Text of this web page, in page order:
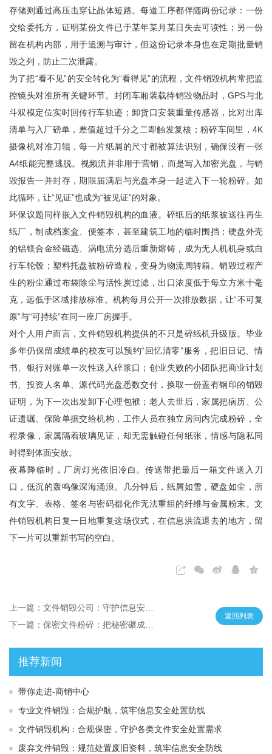
存储则通过高压击穿让晶体短路。每道工序都伴随两份记录：一份
交给委托方，证明某份文件已于某年某月某日失去可读性；另一份
留在机构内部，用于追溯与审计，但这份记录本身也在定期批量销
毁之列，防止二次泄露。
为了把“看不见”的安全转化为“看得见”的流程，文件销毁机构常把监
控镜头对准所有关键环节。封闭车厢装载待销毁物品时，GPS与北
斗双模定位实时回传行车轨迹；卸货口安装重量传感器，比对出库
清单与入厂磅单，差值超过千分之二即触发复核；粉碎车间里，4K
摄像机对准刀辊，每一片纸屑的尺寸都被算法识别，确保没有一张
A4纸能完整逃脱。视频流并非用于营销，而是写入加密光盘，与销
毁报告一并封存，期限届满后与光盘本身一起进入下一轮粉碎。如
此循环，让“见证”也成为“被见证”的对象。
环保议题同样嵌入文件销毁机构的血液。碎纸后的纸浆被送往再生
纸厂，制成档案盒、便签本，甚至建筑工地的临时围挡；硬盘外壳
的铝镁合金经磁选、涡电流分选后重新熔铸，成为无人机机身或自
行车轮毂；塑料托盘被粉碎造粒，变身为物流周转箱。销毁过程产
生的粉尘通过布袋除尘与活性炭过滤，出口浓度低于每立方米十毫
克，远低于区域排放标准。机构每月公开一次排放数据，让“不可复
原”与“可持续”在同一座厂房握手。
对个人用户而言，文件销毁机构提供的不只是碎纸机升级版。毕业
多年仍保留成绩单的校友可以预约“回忆清零”服务，把旧日记、情
书、银行对账单一次性送入碎浆口；创业失败的小团队把商业计划
书、投资人名单、源代码光盘悉数交付，换取一份盖有钢印的销毁
证明，为下一次出发卸下心理包袱；老人去世后，家属把病历、公
证遗嘱、保险单据交给机构，工作人员在独立房间内完成粉碎，全
程录像，家属隔着玻璃见证，却无需触碰任何纸张，情感与隐私同
时得到体面安放。
夜幕降临时，厂房灯光依旧冷白。传送带把最后一箱文件送入刀
口，低沉的轰鸣像深海涌浪。几分钟后，纸屑如雪，硬盘如尘，所
有文字、表格、签名与密码都化作无法重组的纤维与金属粉末。文
件销毁机构日复一日地重复这场仪式，在信息洪流退去的地方，留
下一片可以重新书写的空白。
返回列表
推荐新闻
带你走进-商销中心
专业文件销毁：合规护航，筑牢信息安全处置防线
文件销毁机构：合规保密，守护各类文件安全处置需求
废弃文件销毁：规范处置废旧资料，筑牢信息安全防线